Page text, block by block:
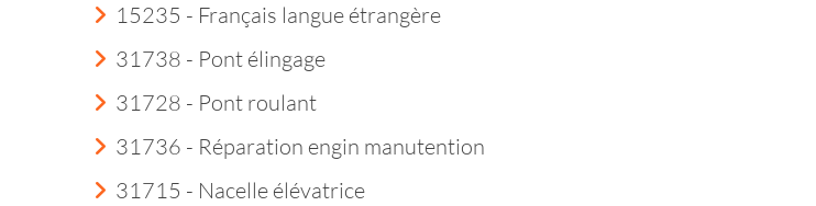
15235 - Français langue étrangère
31738 - Pont élingage
31728 - Pont roulant
31736 - Réparation engin manutention
31715 - Nacelle élévatrice